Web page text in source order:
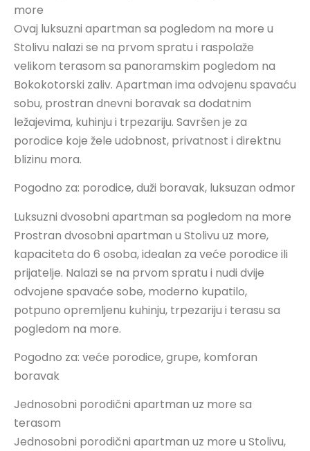
more
Ovaj luksuzni apartman sa pogledom na more u
Stolivu nalazi se na prvom spratu i raspolaže
velikom terasom sa panoramskim pogledom na
Bokokotorski zaliv. Apartman ima odvojenu spavaću
sobu, prostran dnevni boravak sa dodatnim
ležajevima, kuhinju i trpezariju. Savršen je za
porodice koje žele udobnost, privatnost i direktnu
blizinu mora.
Pogodno za: porodice, duži boravak, luksuzan odmor
Luksuzni dvosobni apartman sa pogledom na more
Prostran dvosobni apartman u Stolivu uz more,
kapaciteta do 6 osoba, idealan za veće porodice ili
prijatelje. Nalazi se na prvom spratu i nudi dvije
odvojene spavaće sobe, moderno kupatilo,
potpuno opremljenu kuhinju, trpezariju i terasu sa
pogledom na more.
Pogodno za: veće porodice, grupe, komforan
boravak
Jednosobni porodični apartman uz more sa
terasom
Jednosobni porodični apartman uz more u Stolivu,